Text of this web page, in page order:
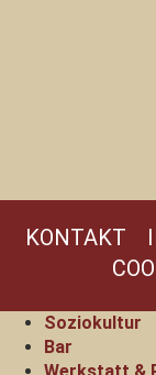
KONTAKT
Soziokultur
Bar